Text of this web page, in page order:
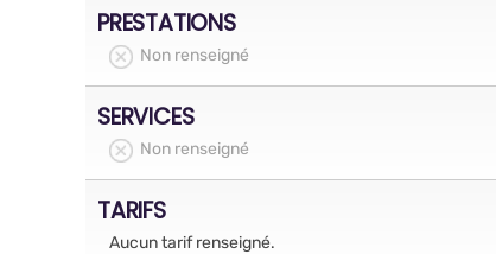
PRESTATIONS
Non renseigné
SERVICES
Non renseigné
TARIFS
Aucun tarif renseigné.